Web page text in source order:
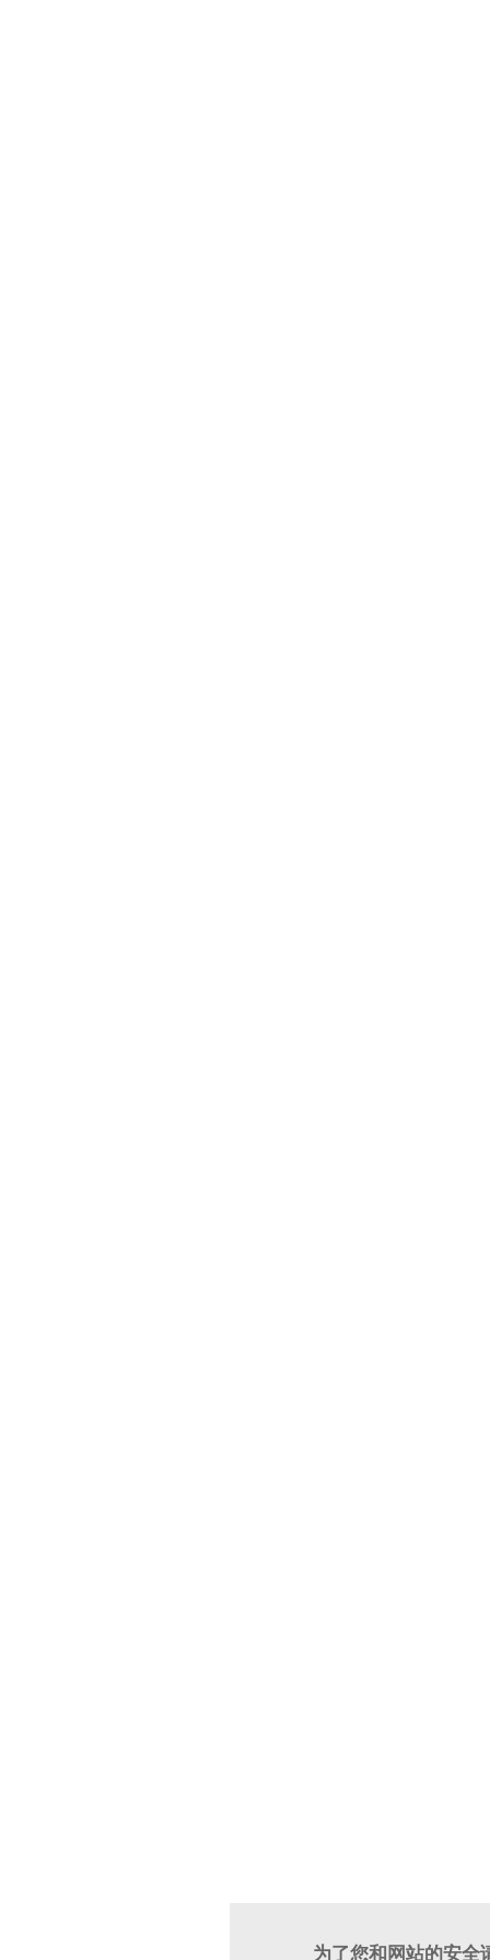
为了您和网站的安全